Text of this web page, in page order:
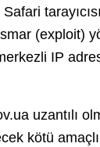
Safari
(exploit)
IP
uzantılı
kötü